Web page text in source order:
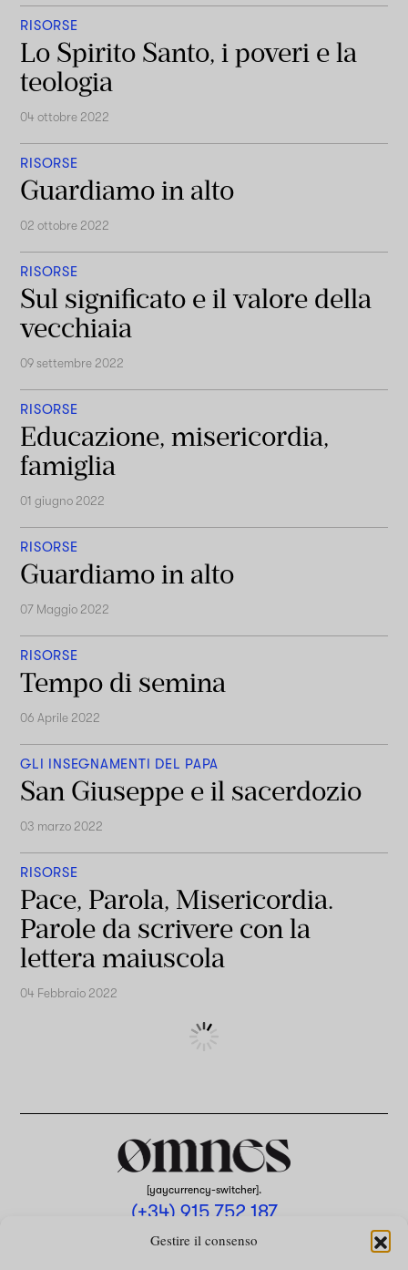
Gestire il consenso
RISORSE
Lo Spirito Santo, i poveri e la
teologia
04 ottobre 2022
RISORSE
Guardiamo in alto
02 ottobre 2022
RISORSE
Sul significato e il valore della
vecchiaia
09 settembre 2022
RISORSE
Educazione, misericordia,
famiglia
01 giugno 2022
RISORSE
Guardiamo in alto
07 Maggio 2022
RISORSE
Tempo di semina
06 Aprile 2022
GLI INSEGNAMENTI DEL PAPA
San Giuseppe e il sacerdozio
03 marzo 2022
RISORSE
Pace, Parola, Misericordia.
Parole da scrivere con la
lettera maiuscola
04 Febbraio 2022
[yaycurrency-switcher].
(+34) 915 752 187
omnes@omnesmag.com